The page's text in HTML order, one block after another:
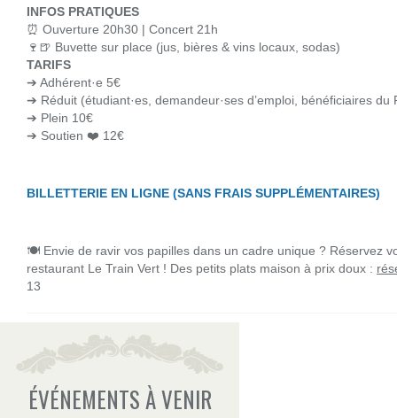
INFOS PRATIQUES
⏰ Ouverture 20h30 | Concert 21h
🍷🍺 Buvette sur place (jus, bières & vins locaux, sodas)
TARIFS
➔ Adhérent·e 5€
➔ Réduit (étudiant·es, demandeur·ses d’emploi, bénéficiaires du
➔ Plein 10€
➔ Soutien ❤️ 12€
BILLETTERIE EN LIGNE (SANS FRAIS SUPPLÉMENTAIRES)
🍽 Envie de ravir vos papilles dans un cadre unique ? Réservez
restaurant Le Train Vert ! Des petits plats maison à prix doux :
13
ÉVÉNEMENTS À VENIR